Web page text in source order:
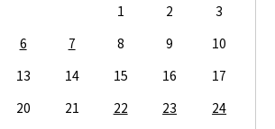
1 2
3
6 7 8 9
10
13 14 15 16
17
20 21 22 23
24